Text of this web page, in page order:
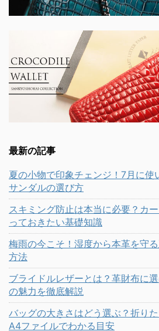
最新の記事
夏の小物で印象チェンジ！7月に使
サンダルの選び方
スキミング防止は本当に必要？カ
っておきたい基礎知識
梅雨の今こそ！湿度から本革を守
方法
ブライドルレザーとは？革財布に
の魅力を徹底解説
バッグの大きさはどう選ぶ？折り
A4ファイルでわかる目安